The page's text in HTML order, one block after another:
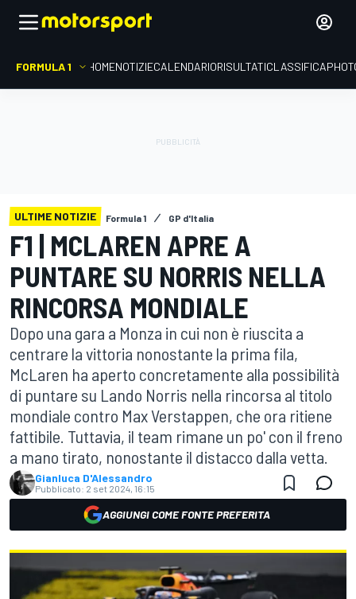
FORMULA 1 HOMENOTIZIECALENDARIORISULTATICLASSIFICA
ULTIME NOTIZIE Formula 1 GP d'Italia
F1 | MCLAREN APRE A
PUNTARE SU NORRIS NELLA
RINCORSA MONDIALE
Dopo una gara a Monza in cui non è riuscita a
centrare la vittoria nonostante la prima fila,
McLaren ha aperto concretamente alla possibilità
di puntare su Lando Norris nella rincorsa al titolo
mondiale contro Max Verstappen, che ora ritiene
fattibile. Tuttavia, il team rimane un po' con il freno
a mano tirato, nonostante il distacco dalla vetta.
Gianluca D'Alessandro
Pubblicato: 2 set 2024, 16:15
AGGIUNGI COME FONTE PREFERITA